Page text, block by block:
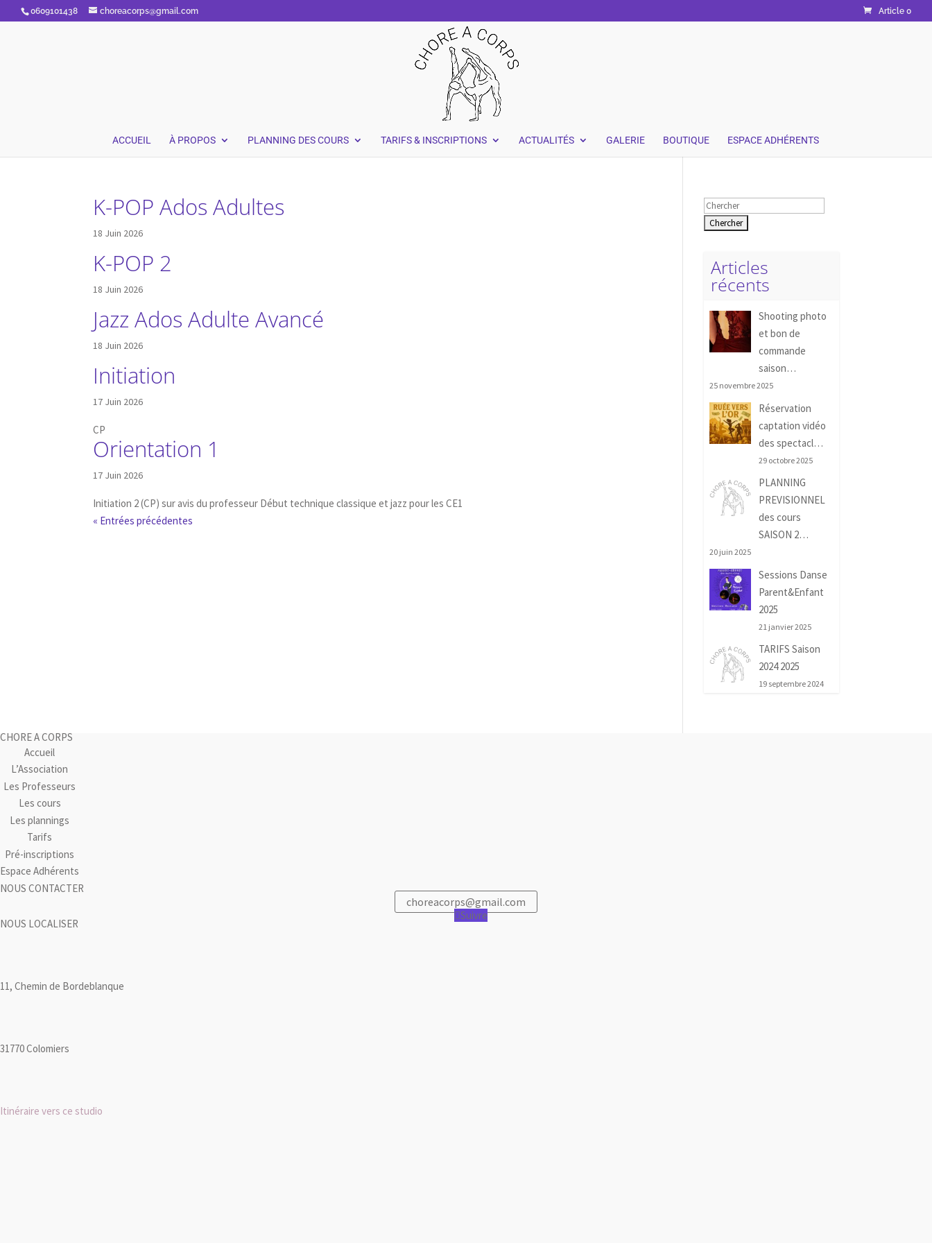
0609101438 choreacorps@gmail.com Article 0
ACCUEIL À PROPOS PLANNING DES COURS TARIFS & INSCRIPTIONS ACTUALITÉS GALERIE BOUTIQUE ESPACE ADHÉRENTS
K-POP Ados Adultes
18 Juin 2026
K-POP 2
18 Juin 2026
Jazz Ados Adulte Avancé
18 Juin 2026
Initiation
17 Juin 2026
CP
Orientation 1
17 Juin 2026
Initiation 2 (CP) sur avis du professeur Début technique classique et jazz pour les CE1
« Entrées précédentes
Rechercher:
Articles
récents
Shooting photo
et bon de
commande
saison…
25 novembre 2025
Réservation
captation vidéo
des spectacl…
29 octobre 2025
PLANNING
PREVISIONNEL
des cours
SAISON 2…
20 juin 2025
Sessions Danse
Parent&Enfant
2025
21 janvier 2025
TARIFS Saison
2024 2025
19 septembre 2024
CHORE A CORPS
Accueil
L’Association
Les Professeurs
Les cours
Les plannings
Tarifs
Pré-inscriptions
Espace Adhérents
NOUS CONTACTER
choreacorps@gmail.com
Suivre
NOUS LOCALISER
11, Chemin de Bordeblanque
31770 Colomiers
Itinéraire vers ce studio